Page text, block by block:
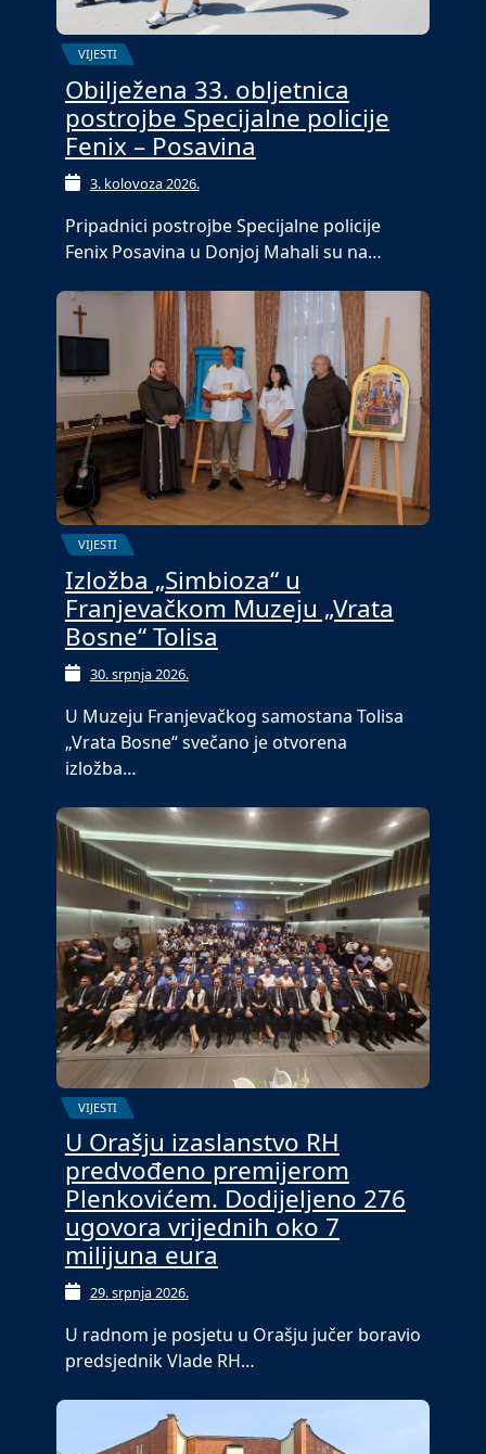
VIJESTI
Obilježena 33. obljetnica
postrojbe Specijalne policije
Fenix – Posavina
3. kolovoza 2026.
Pripadnici postrojbe Specijalne policije
Fenix Posavina u Donjoj Mahali su na…
VIJESTI
Izložba „Simbioza“ u
Franjevačkom Muzeju „Vrata
Bosne“ Tolisa
30. srpnja 2026.
U Muzeju Franjevačkog samostana Tolisa
„Vrata Bosne“ svečano je otvorena
izložba…
VIJESTI
U Orašju izaslanstvo RH
predvođeno premijerom
Plenkovićem. Dodijeljeno 276
ugovora vrijednih oko 7
milijuna eura
29. srpnja 2026.
U radnom je posjetu u Orašju jučer boravio
predsjednik Vlade RH…